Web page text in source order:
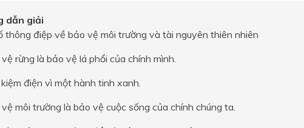
dẫn giải
thông điệp về bảo vệ môi trường và tài nguyên thiên nhiên
rừng là bảo vệ lá phổi của chính mình.
điện vì một hành tinh xanh.
môi trường là bảo vệ cuộc sống của chính chúng ta.